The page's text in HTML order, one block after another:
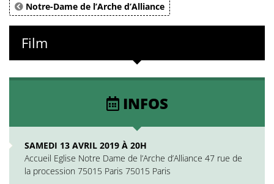
Notre-Dame de l’Arche d’Alliance
Film
INFOS
SAMEDI 13 AVRIL 2019 À 20H
Accueil Eglise Notre Dame de l’Arche d’Alliance 47 rue de
la procession 75015 Paris 75015 Paris